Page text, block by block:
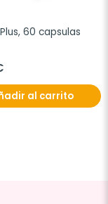
60 capsulas
al carrito